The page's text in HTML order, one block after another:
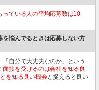
っている人の平均応募数は10
を悩んでるときは応募しない方
「自分で大丈夫なのか」という
面接を受けるのは会社を知る良
を知る良い機会と捉えると良い